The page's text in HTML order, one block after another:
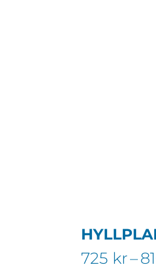
725 kr–